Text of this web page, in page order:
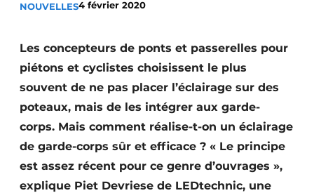
Construction bois
Contrôle d’accès
Éclairage
NOUVELLES4 février 2020
Les concepteurs de ponts et passerelles pour
piétons et cyclistes choisissent le plus
souvent de ne pas placer l’éclairage sur des
poteaux, mais de les intégrer aux garde-
corps. Mais comment réalise-t-on un éclairage
de garde-corps sûr et efficace ? « Le principe
est assez récent pour ce genre d’ouvrages »,
explique Piet Devriese de LEDtechnic, une